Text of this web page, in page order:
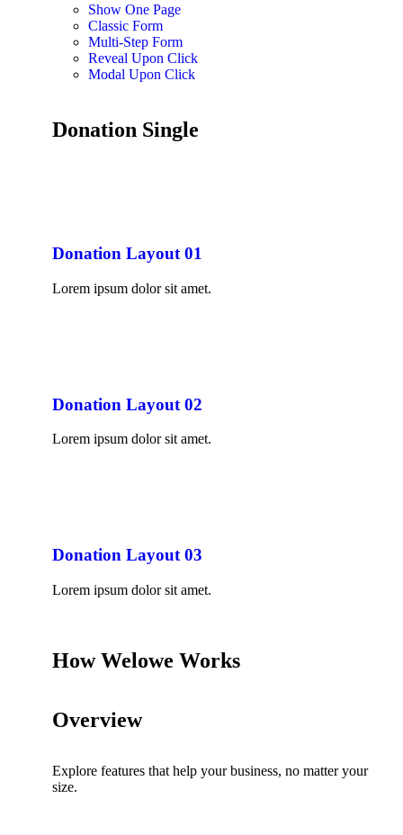
Show One Page
Classic Form
Multi-Step Form
Reveal Upon Click
Modal Upon Click
Donation Single
Donation Layout 01
Lorem ipsum dolor sit amet.
Donation Layout 02
Lorem ipsum dolor sit amet.
Donation Layout 03
Lorem ipsum dolor sit amet.
How Welowe Works
Overview
Explore features that help your business, no matter your
size.